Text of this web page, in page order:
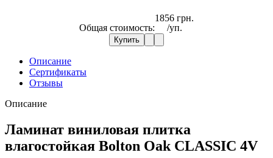
Общая стоимость:
1856 грн.
/уп.
Купить
Описание
Сертификаты
Отзывы
Описание
Ламинат виниловая плитка
влагостойкая Bolton Oak CLASSIC 4V